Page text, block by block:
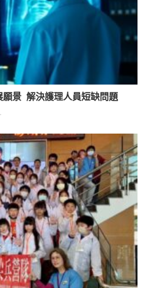
景 解決護理人員短缺問題